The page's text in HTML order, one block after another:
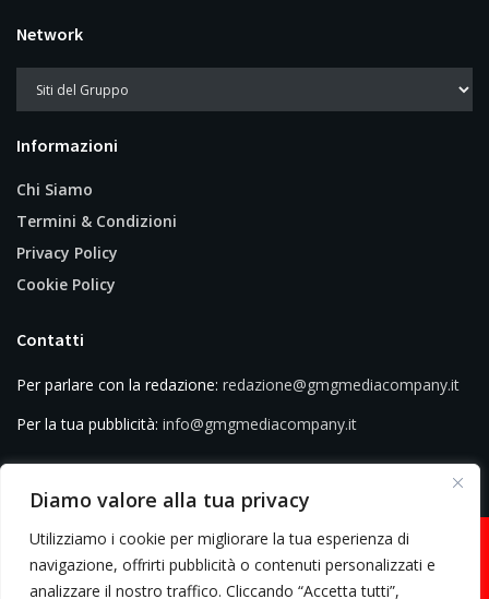
Diamo valore alla tua privacy
Utilizziamo i cookie per migliorare la tua esperienza di
navigazione, offrirti pubblicità o contenuti personalizzati e
analizzare il nostro traffico. Cliccando “Accetta tutti”,
Network
Informazioni
Chi Siamo
Termini & Condizioni
Privacy Policy
Cookie Policy
Contatti
Per parlare con la redazione: redazione@gmgmediacompany.it
Per la tua pubblicità: info@gmgmediacompany.it